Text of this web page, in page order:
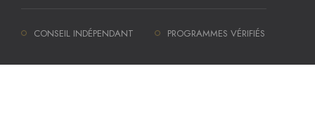
CONSEIL INDÉPENDANT PROGRAMMES VÉRIFIÉS